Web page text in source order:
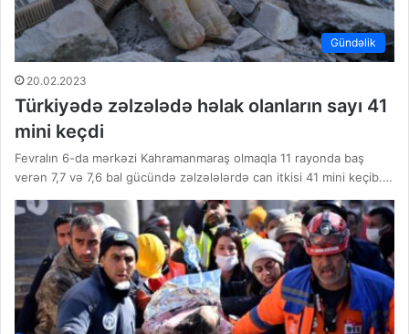
Gündəlik
20.02.2023
Türkiyədə zəlzələdə həlak olanların sayı 41
mini keçdi
Fevralın 6-da mərkəzi Kahramanmaraş olmaqla 11 rayonda baş
verən 7,7 və 7,6 bal gücündə zəlzələlərdə can itkisi 41 mini keçib.…